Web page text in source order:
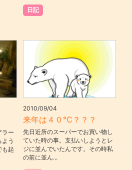
日記
ラー
う
も起
2010/09/04
来年は４０℃？？？
先日近所のスーパーでお買い物し
ていた時の事。支払いしようとレ
ジに並んでいたんです。その時私
の前に並ん...